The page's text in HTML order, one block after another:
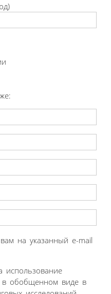
на указанный e-mail
использование
в обобщенном виде в